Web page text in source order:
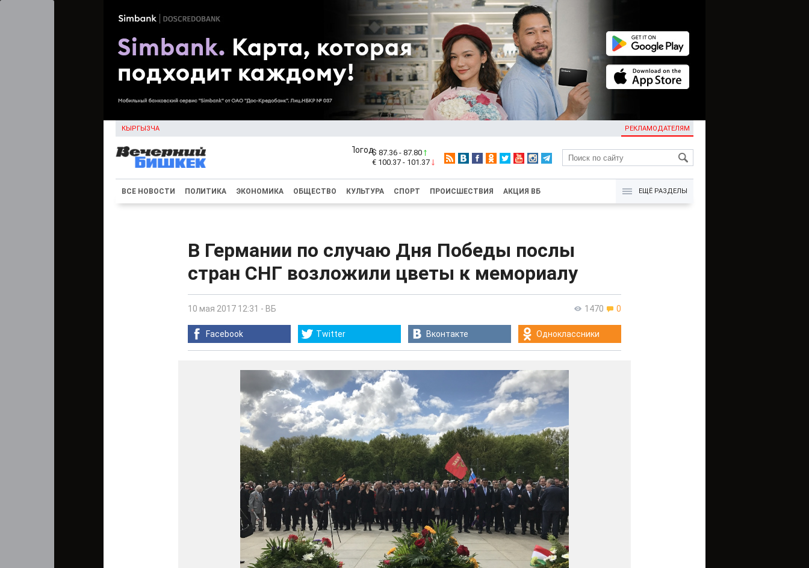
КЫРГЫЗЧА РЕКЛАМОДАТЕЛЯМ
KG
$ 87.36 - 87.80
€ 100.37 - 101.37
ВСЕ НОВОСТИ ПОЛИТИКА ЭКОНОМИКА ОБЩЕСТВО КУЛЬТУРА СПОРТ ПРОИСШЕСТВИЯ АКЦИЯ ВБ ЕЩЁ РАЗДЕЛЫ
В Германии по случаю Дня Победы послы
стран СНГ возложили цветы к мемориалу
1470 0
10 мая 2017 12:31 - ВБ
Facebook Twitter Вконтакте Одноклассники